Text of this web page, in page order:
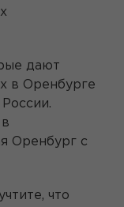
дают
в Оренбурге
Оренбург с
что